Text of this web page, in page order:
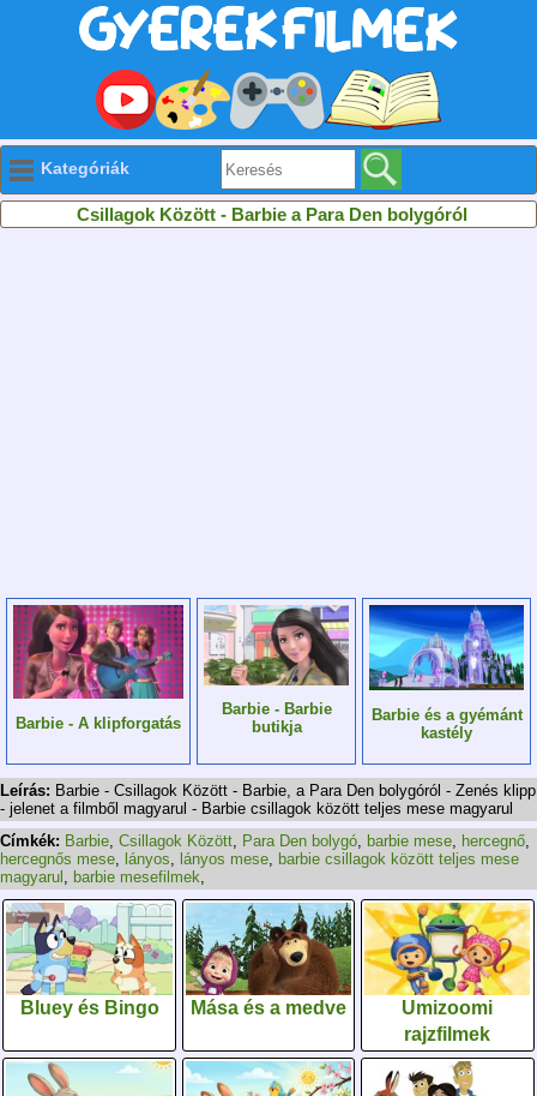
Kategóriák
Csillagok Között - Barbie a Para Den bolygóról
Barbie - A klipforgatás
Barbie - Barbie
butikja
Barbie és a gyémánt
kastély
Leírás: Barbie - Csillagok Között - Barbie, a Para Den bolygóról - Zenés klipp
- jelenet a filmből magyarul - Barbie csillagok között teljes mese magyarul
Címkék: Barbie, Csillagok Között, Para Den bolygó, barbie mese, hercegnő,
hercegnős mese, lányos, lányos mese, barbie csillagok között teljes mese
magyarul , barbie mesefilmek,
Bluey és Bingo Mása és a medve
Umizoomi
rajzfilmek